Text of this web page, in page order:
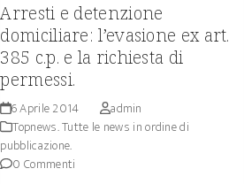
Arresti e detenzione
domiciliare: l’evasione ex art.
385 c.p. e la richiesta di
permessi.
6 Aprile 2014
admin
Topnews. Tutte le news in ordine di
pubblicazione.
0 Commenti